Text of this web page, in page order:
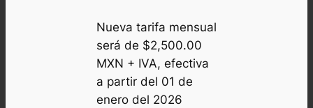
Nueva tarifa mensual
será de $2,500.00
MXN + IVA, efectiva
a partir del 01 de
enero del 2026